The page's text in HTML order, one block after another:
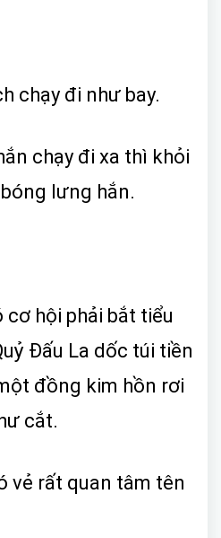
chạy đi như bay.
chạy đi xa thì khỏi
lưng hắn.
cơ hội phải bắt tiểu
Đấu La dốc túi tiền
đồng kim hồn rơi
cắt.
vẻ rất quan tâm tên